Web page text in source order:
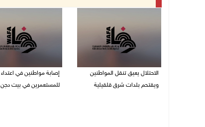
الاحتلال يعيق تنقل المواطنين
ويقتحم بلدات شرق قلقيلية
إصابة مواطنين في اعتداء
للمستعمرين في بيت دجن